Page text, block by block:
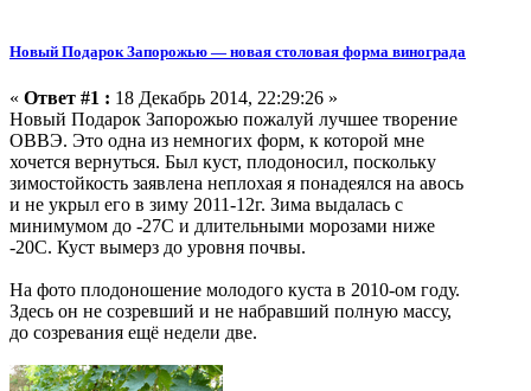
Новый Подарок Запорожью — новая столовая форма винограда
« Ответ #1 : 18 Декабрь 2014, 22:29:26 »
Новый Подарок Запорожью пожалуй лучшее творение
ОВВЭ. Это одна из немногих форм, к которой мне
хочется вернуться. Был куст, плодоносил, поскольку
зимостойкость заявлена неплохая я понадеялся на авось
и не укрыл его в зиму 2011-12г. Зима выдалась с
минимумом до -27С и длительными морозами ниже
-20С. Куст вымерз до уровня почвы.
На фото плодоношение молодого куста в 2010-ом году.
Здесь он не созревший и не набравший полную массу,
до созревания ещё недели две.